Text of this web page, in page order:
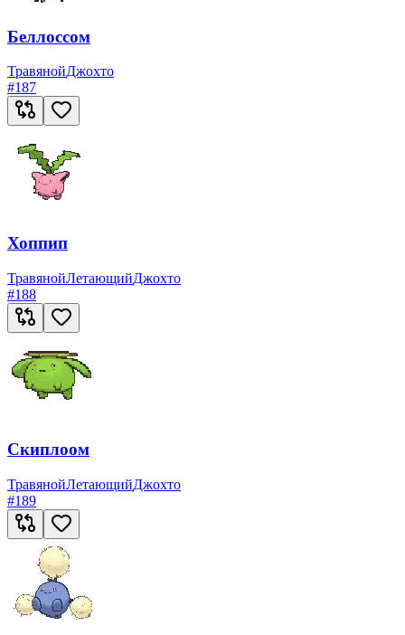
Беллоссом
ТравянойДжохто
#187
Хоппип
ТравянойЛетающийДжохто
#188
Скиплоом
ТравянойЛетающийДжохто
#189